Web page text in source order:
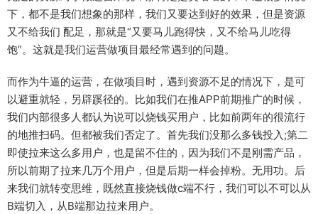
下，都不是我们想象的那样，我们又要达到好的效果，但是资源
又不给我们 配足，那就是“又要马儿跑得快，又不给马儿吃得
饱”。这就是我们运营做项目最经常遇到的问题。
而作为牛逼的运营，在做项目时，遇到资源不足的情况下，是可
以避重就轻，另辟蹊径的。比如我们在推APP前期推广的时候，
我们内部很多人都认为说可以烧钱买用户，比如前两年的很流行
的地推扫码。但都被我们否定了。首先我们没那么多钱投入;第二
即使拉来这么多用户，也是留不住的，因为我们不是刚需产品，
所以前期了拉来几万个用户，但是后期一样会掉粉。无用功。后
来我们就转变思维，既然直接烧钱做c端不行，我们可以不可以从
B端切入，从B端那边拉来用户。